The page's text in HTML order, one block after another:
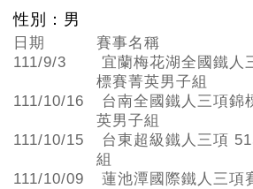
性別：男
日期 賽事名稱
111/9/3
宜蘭梅花湖全國鐵人
標賽菁英男子組
111/10/16
台南全國鐵人三項錦
英男子組
111/10/15
台東超級鐵人三項
組
111/10/09
蓮池潭國際鐵人三項